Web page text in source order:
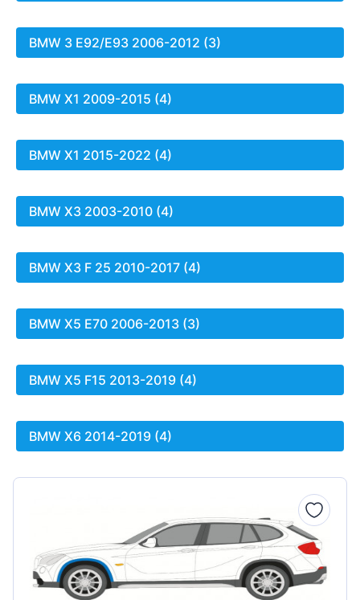
BMW 3 E92/E93 2006-2012 (3)
BMW X1 2009-2015 (4)
BMW X1 2015-2022 (4)
BMW X3 2003-2010 (4)
BMW X3 F 25 2010-2017 (4)
BMW X5 E70 2006-2013 (3)
BMW X5 F15 2013-2019 (4)
BMW X6 2014-2019 (4)